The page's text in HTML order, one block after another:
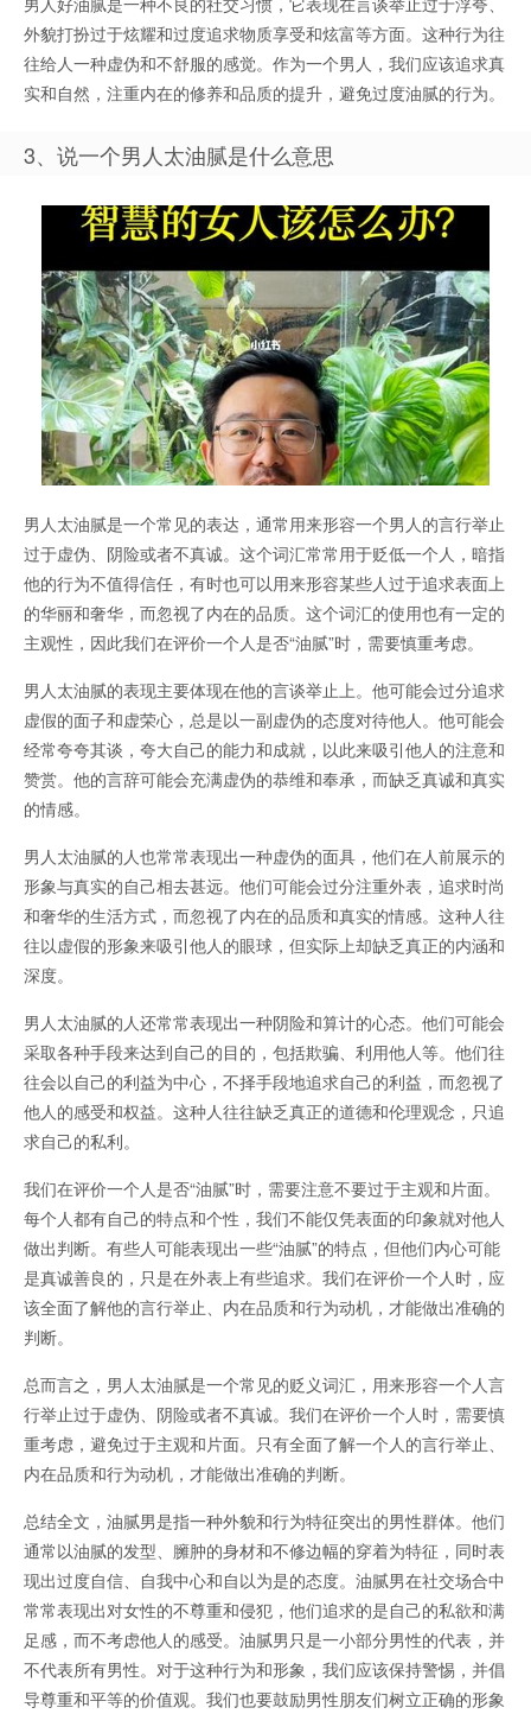
外貌打扮过于炫耀和过度追求物质享受和炫富等方面。这种行为往
往给人一种虚伪和不舒服的感觉。作为一个男人，我们应该追求真
实和自然，注重内在的修养和品质的提升，避免过度油腻的行为。
3、说一个男人太油腻是什么意思
男人太油腻是一个常见的表达，通常用来形容一个男人的言行举止
过于虚伪、阴险或者不真诚。这个词汇常常用于贬低一个人，暗指
他的行为不值得信任，有时也可以用来形容某些人过于追求表面上
的华丽和奢华，而忽视了内在的品质。这个词汇的使用也有一定的
主观性，因此我们在评价一个人是否“油腻”时，需要慎重考虑。
男人太油腻的表现主要体现在他的言谈举止上。他可能会过分追求
虚假的面子和虚荣心，总是以一副虚伪的态度对待他人。他可能会
经常夸夸其谈，夸大自己的能力和成就，以此来吸引他人的注意和
赞赏。他的言辞可能会充满虚伪的恭维和奉承，而缺乏真诚和真实
的情感。
男人太油腻的人也常常表现出一种虚伪的面具，他们在人前展示的
形象与真实的自己相去甚远。他们可能会过分注重外表，追求时尚
和奢华的生活方式，而忽视了内在的品质和真实的情感。这种人往
往以虚假的形象来吸引他人的眼球，但实际上却缺乏真正的内涵和
深度。
男人太油腻的人还常常表现出一种阴险和算计的心态。他们可能会
采取各种手段来达到自己的目的，包括欺骗、利用他人等。他们往
往会以自己的利益为中心，不择手段地追求自己的利益，而忽视了
他人的感受和权益。这种人往往缺乏真正的道德和伦理观念，只追
求自己的私利。
我们在评价一个人是否“油腻”时，需要注意不要过于主观和片面。
每个人都有自己的特点和个性，我们不能仅凭表面的印象就对他人
做出判断。有些人可能表现出一些“油腻”的特点，但他们内心可能
是真诚善良的，只是在外表上有些追求。我们在评价一个人时，应
该全面了解他的言行举止、内在品质和行为动机，才能做出准确的
判断。
总而言之，男人太油腻是一个常见的贬义词汇，用来形容一个人言
行举止过于虚伪、阴险或者不真诚。我们在评价一个人时，需要慎
重考虑，避免过于主观和片面。只有全面了解一个人的言行举止、
内在品质和行为动机，才能做出准确的判断。
总结全文，油腻男是指一种外貌和行为特征突出的男性群体。他们
通常以油腻的发型、臃肿的身材和不修边幅的穿着为特征，同时表
现出过度自信、自我中心和自以为是的态度。油腻男在社交场合中
常常表现出对女性的不尊重和侵犯，他们追求的是自己的私欲和满
足感，而不考虑他人的感受。油腻男只是一小部分男性的代表，并
不代表所有男性。对于这种行为和形象，我们应该保持警惕，并倡
导尊重和平等的价值观。我们也要鼓励男性朋友们树立正确的形象